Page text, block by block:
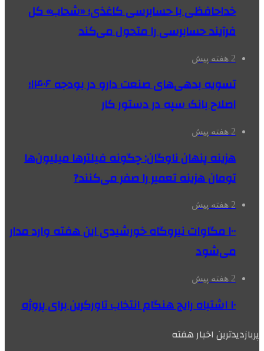
خداحافظی با حسابرسی کاغذی؛ «شحاب» کل
فرآیند حسابرسی را متحول می‌کند
2 هفته پیش
تسویه بدهی‌های صنعت دارو در بودجه ۱۴۰۶؛
اصلاح بانک سپه در دستور کار
2 هفته پیش
هزینه پنهان ناوگان: چگونه فیلترها میلیون‌ها
تومان هزینه تعمیر را صفر می‌کنند?
2 هفته پیش
۱۰۰ مگاوات نیروگاه‌ خورشیدی این هفته وارد مدار
می‌شود
2 هفته پیش
۱۰ اشتباه رایج هنگام انتخاب تاورکرین برای پروژه
پربازدیدترین اخبار هفته